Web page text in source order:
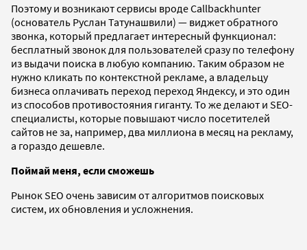
Поэтому и возникают сервисы вроде Callbackhunter
(основатель Руслан Татунашвили) — виджет обратного
звонка, который предлагает интересный функционал:
бесплатный звонок для пользователей сразу по телефону
из выдачи поиска в любую компанию. Таким образом не
нужно кликать по контекстной рекламе, а владельцу
бизнеса оплачивать переход переход Яндексу, и это один
из способов противостояния гиганту. То же делают и SEO-
специалисты, которые повышают число посетителей
сайтов не за, например, два миллиона в месяц на рекламу,
а гораздо дешевле.
Поймай меня, если сможешь
Рынок SEO очень зависим от алгоритмов поисковых
систем, их обновления и усложнения.